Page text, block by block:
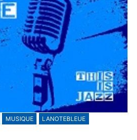
MUSIQUE LANOTEBLEUE